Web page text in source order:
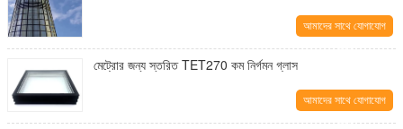
আমাদের সাথে যোগাযোগ
করুন
মেট্রোর জন্য স্তরিত TET270 কম নির্গমন গ্লাস
আমাদের সাথে যোগাযোগ
করুন